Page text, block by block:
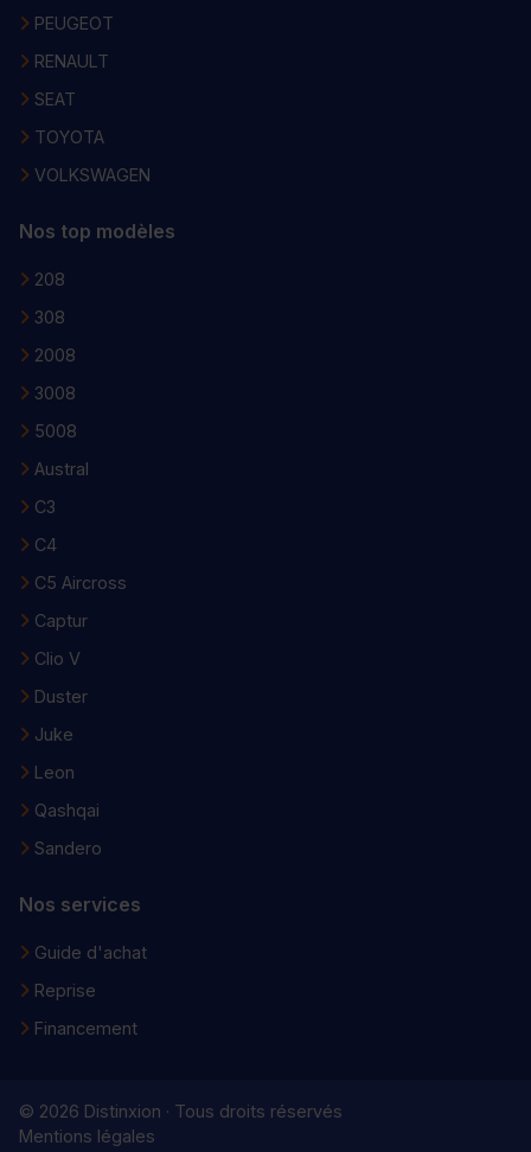
PEUGEOT
RENAULT
SEAT
TOYOTA
VOLKSWAGEN
Nos top modèles
208
308
2008
3008
5008
Austral
C3
C4
C5 Aircross
Captur
Clio V
Duster
Juke
Leon
Qashqai
Sandero
Nos services
Guide d'achat
Reprise
Financement
© 2026 Distinxion · Tous droits réservés
Mentions légales